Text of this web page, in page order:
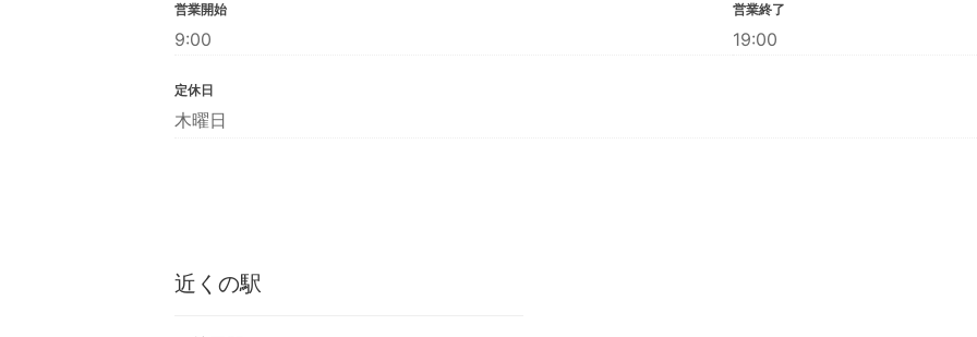
営業開始
9:00
営業終了
19:00
定休日
木曜日
近くの駅